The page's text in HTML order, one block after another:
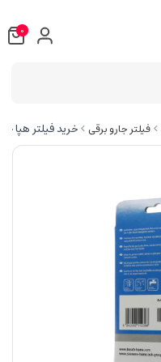
فیلتر جارو برقی خرید فیلتر هپا
0